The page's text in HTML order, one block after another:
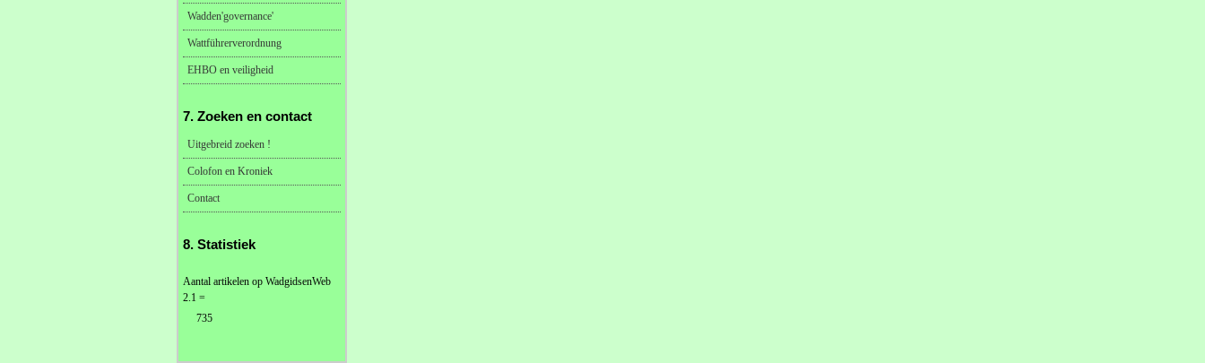
Wadden'governance'
Wattführerverordnung
EHBO en veiligheid
7. Zoeken en contact
Uitgebreid zoeken !
Colofon en Kroniek
Contact
8. Statistiek
Aantal artikelen op WadgidsenWeb
2.1 =
735